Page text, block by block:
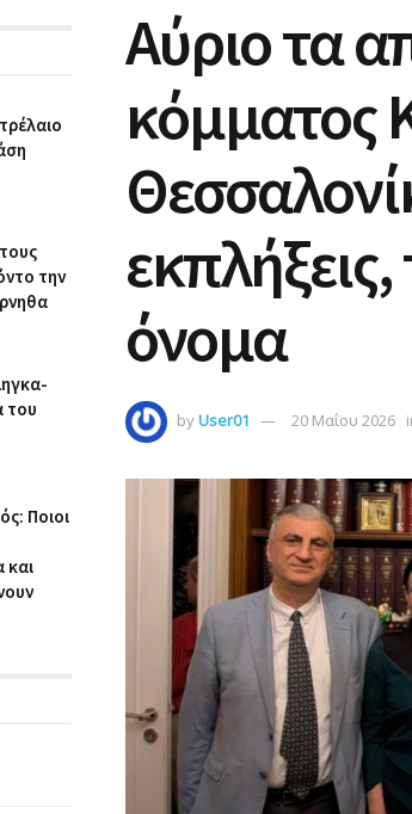
Αύριο τα
κόμματος
εκπλήξεις,
όνομα
byUser01 20 Μαΐου 2026
την
του
Ποιοι
και